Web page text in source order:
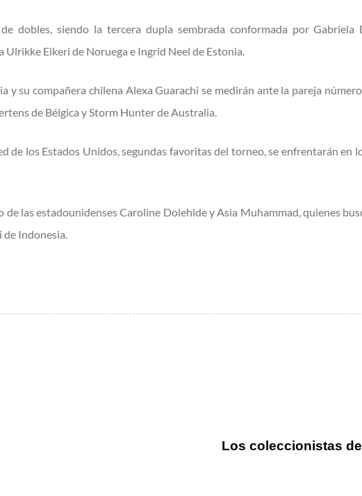
dobles, siendo la tercera dupla sembrada conformada por Gabriela
Eikeri de Noruega e Ingrid Neel de Estonia.
y su compañera chilena Alexa Guarachi se medirán ante la pareja
de Bélgica y Storm Hunter de Australia.
de los Estados Unidos, segundas favoritas del torneo, se enfrentarán en
las estadounidenses Caroline Dolehide y Asia Muhammad, quienes
de Indonesia.
Los coleccionistas